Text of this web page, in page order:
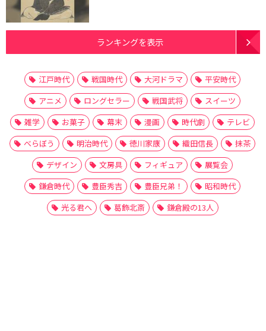
ランキングを表示
江戸時代 戦国時代 大河ドラマ
平安時代
アニメ
ロングセラー 戦国武将
スイーツ
雑学
お菓子 幕末 漫画 時代劇
テレビ
べらぼう
明治時代 徳川家康 織田信長
抹茶
デザイン
文房具 フィギュア
展覧会
鎌倉時代
豊臣秀吉 豊臣兄弟！
昭和時代
光る君へ
葛飾北斎 鎌倉殿の13人